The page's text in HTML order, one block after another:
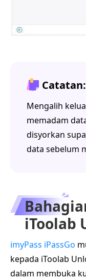
Catatan:
Mengalih
memadam
disyorkan
data sebelum
iToolab
imyPass iPassGo
kepada iToolab
dalam membuka